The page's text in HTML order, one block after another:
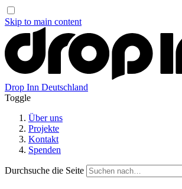
Skip to main content
Drop Inn Deutschland
Toggle
Über uns
Projekte
Kontakt
Spenden
Durchsuche die Seite